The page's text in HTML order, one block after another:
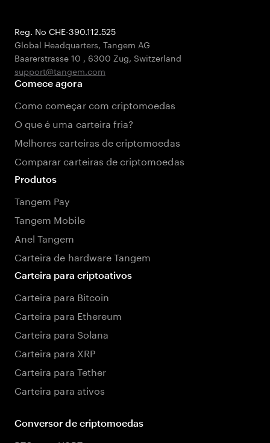
Reg. No CHE-390.112.525
Global Headquarters, Tangem AG
Baarerstrasse 10 , 6300 Zug, Switzerland
support@tangem.com
Comece agora
Como começar com criptomoedas
O que é uma carteira fria?
Melhores carteiras de criptomoedas
Comparar carteiras de criptomoedas
Produtos
Tangem Pay
Tangem Mobile
Anel Tangem
Carteira de hardware Tangem
Carteira para criptoativos
Carteira para Bitcoin
Carteira para Ethereum
Carteira para Solana
Carteira para XRP
Carteira para Tether
Carteira para ativos
Conversor de criptomoedas